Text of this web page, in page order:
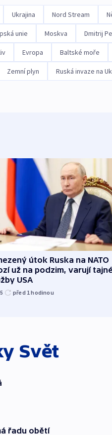
Ukrajina Nord Stream
unie Moskva Dmitrij
Evropa Baltské moře
Zemní plyn Ruská invaze na
útok Ruska na NATO
už na podzim, varují
USA
před 1hodinou
Svět
řadu obětí